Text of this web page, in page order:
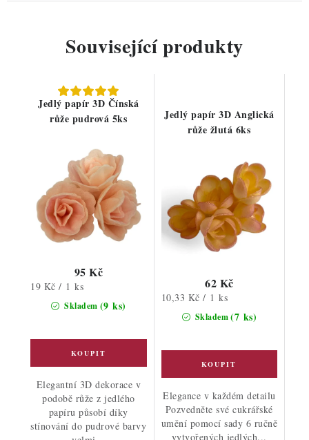
Související produkty
Jedlý papír 3D Čínská
růže pudrová 5ks
Skladem (9 ks)
95 Kč
Měrná
19 Kč / 1 ks
Elegantní 3D dekorace v
podobě růže z jedlého
papíru působí díky
stínování do pudrové barvy
Jedlý papír 3D Anglická
růže žlutá 6ks
Skladem(7 ks)
62 Kč
Měrná
10,33 Kč / 1 ks
Elegance v každém detailu
Pozvedněte své cukrářské
umění pomocí sady 6 ručně
vytvořených jedlých...